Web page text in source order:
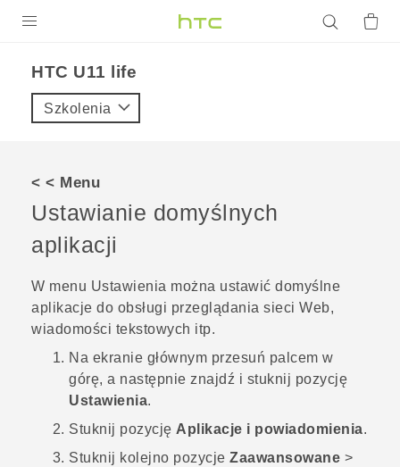
VIVE
VIVERSE
POMOC TECHNICZNA
Urządzenia i akcesoria HTC
Zaloguj się
HTC U11 life‎
Szkolenia
< < Menu
Ustawianie domyślnych
aplikacji
W menu Ustawienia można ustawić domyślne
aplikacje do obsługi przeglądania sieci Web,
wiadomości tekstowych itp.
Na ekranie głównym przesuń palcem w
górę, a następnie znajdź i stuknij pozycję
Ustawienia.
Stuknij pozycję Aplikacje i powiadomienia.
Stuknij kolejno pozycje Zaawansowane >